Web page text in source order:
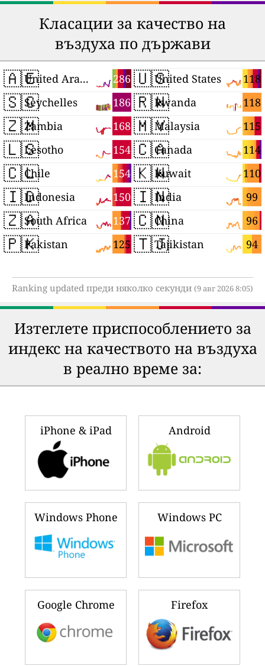
Класации за качество на
въздуха по държави
🇦🇪 286
United Arab Emirates
🇸🇨 186
Seychelles
🇿🇲 168
Zambia
🇱🇸 154
Lesotho
🇨🇱 154
Chile
🇮🇩 150
Indonesia
🇿🇦 137
South Africa
🇵🇰 125
Pakistan
🇺🇸 118
United States
🇷🇼 118
Rwanda
🇲🇾 115
Malaysia
🇨🇦 114
Canada
🇰🇼 110
Kuwait
🇮🇳 99
India
🇨🇳 96
China
🇹🇯 94
Tajikistan
Ranking updated преди няколко секунди (9 авг 2026 8:05)
Изтеглете приспособлението за
индекс на качеството на въздуха
в реално време за:
iPhone & iPad Android
Windows Phone Windows PC
Google Chrome Firefox